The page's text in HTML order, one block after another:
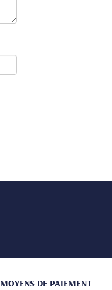
MOYENS DE PAIEMENT